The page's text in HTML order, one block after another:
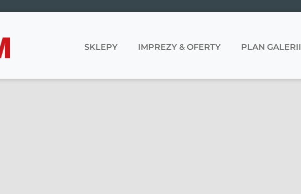
SKLEPY IMPREZY & OFERTY PLAN GALERII